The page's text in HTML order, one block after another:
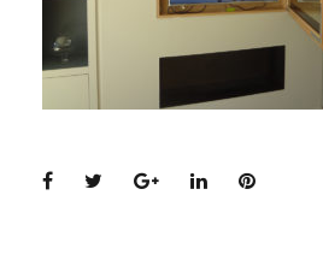
Facebook
TwitterGoogle+
LinkedInPinterest